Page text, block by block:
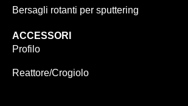
Bersagli rotanti per sputtering
ACCESSORI
Profilo
Reattore/Crogiolo